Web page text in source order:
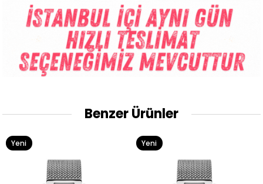
Benzer Ürünler
Yeni
Yeni